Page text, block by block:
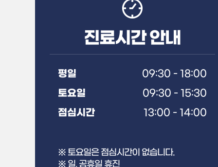
진료시간 안내
평일
09:30 - 18:00
토요일
09:30 - 15:30
점심시간
13:00 - 14:00
※ 토요일은 점심시간이 없습니다.
※ 일, 공휴일 휴진